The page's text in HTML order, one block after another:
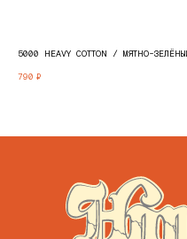
5000 HEAVY COTTON / МЯТНО-
790 ₽